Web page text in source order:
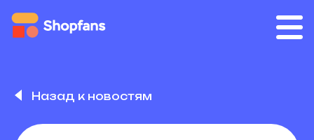
Назад к новостям